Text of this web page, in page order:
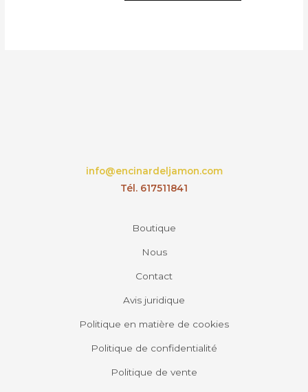
info@encinardeljamon.com
Tél. 617511841
Boutique
Nous
Contact
Avis juridique
Politique en matière de cookies
Politique de confidentialité
Politique de vente